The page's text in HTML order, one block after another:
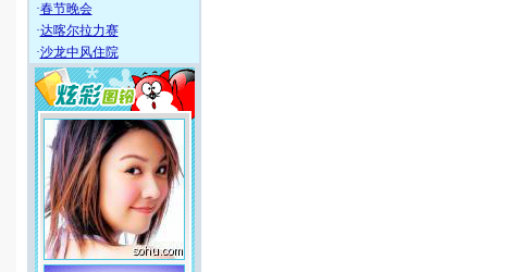
·春节晚会
·达喀尔拉力赛
·沙龙中风住院